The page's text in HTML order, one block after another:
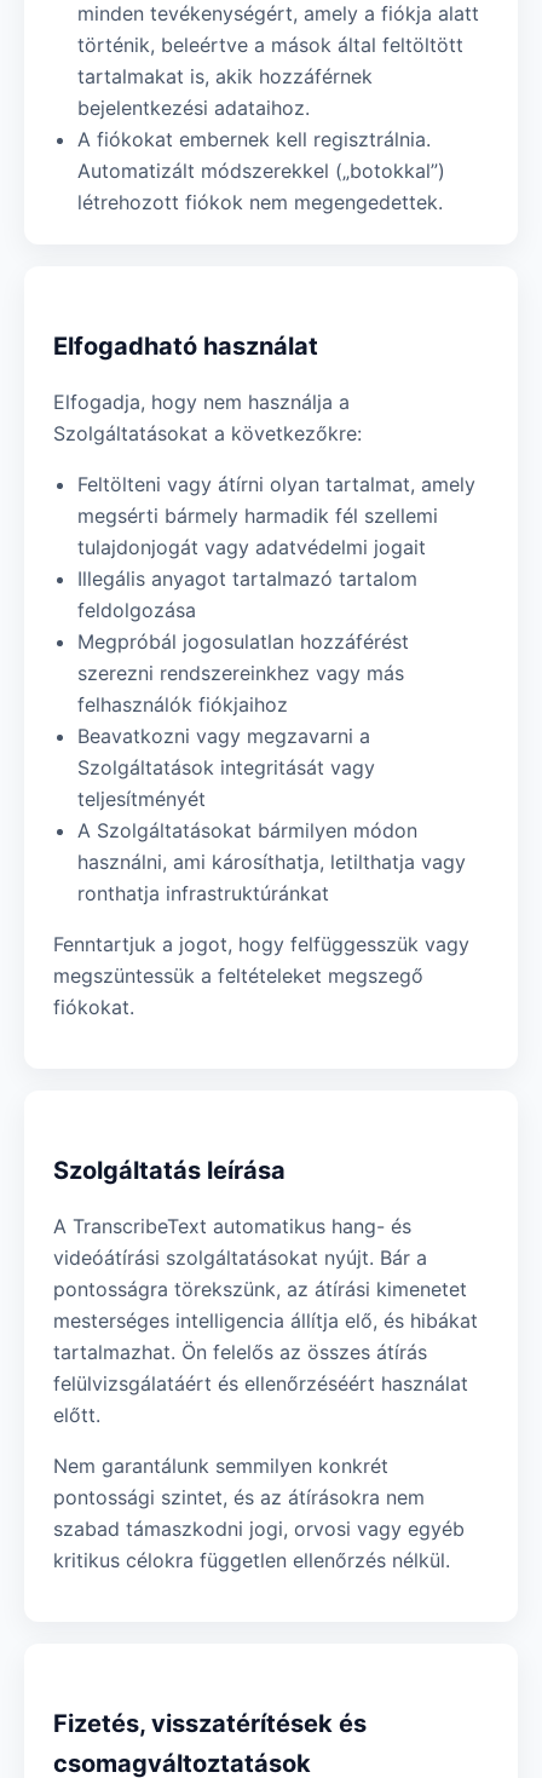
minden tevékenységért, amely a fiókja alatt
történik, beleértve a mások által feltöltött
tartalmakat is, akik hozzáférnek
bejelentkezési adataihoz.
A fiókokat embernek kell regisztrálnia.
Automatizált módszerekkel („botokkal”)
létrehozott fiókok nem megengedettek.
Elfogadható használat
Elfogadja, hogy nem használja a
Szolgáltatásokat a következőkre:
Feltölteni vagy átírni olyan tartalmat, amely
megsérti bármely harmadik fél szellemi
tulajdonjogát vagy adatvédelmi jogait
Illegális anyagot tartalmazó tartalom
feldolgozása
Megpróbál jogosulatlan hozzáférést
szerezni rendszereinkhez vagy más
felhasználók fiókjaihoz
Beavatkozni vagy megzavarni a
Szolgáltatások integritását vagy
teljesítményét
A Szolgáltatásokat bármilyen módon
használni, ami károsíthatja, letilthatja vagy
ronthatja infrastruktúránkat
Fenntartjuk a jogot, hogy felfüggesszük vagy
megszüntessük a feltételeket megszegő
fiókokat.
Szolgáltatás leírása
A TranscribeText automatikus hang- és
videóátírási szolgáltatásokat nyújt. Bár a
pontosságra törekszünk, az átírási kimenetet
mesterséges intelligencia állítja elő, és hibákat
tartalmazhat. Ön felelős az összes átírás
felülvizsgálatáért és ellenőrzéséért használat
előtt.
Nem garantálunk semmilyen konkrét
pontossági szintet, és az átírásokra nem
szabad támaszkodni jogi, orvosi vagy egyéb
kritikus célokra független ellenőrzés nélkül.
Fizetés, visszatérítések és
csomagváltoztatások